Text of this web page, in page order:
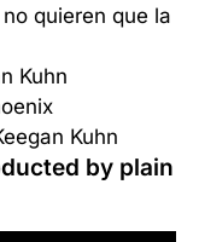
quieren que la
Kuhn
Kuhn
by plain